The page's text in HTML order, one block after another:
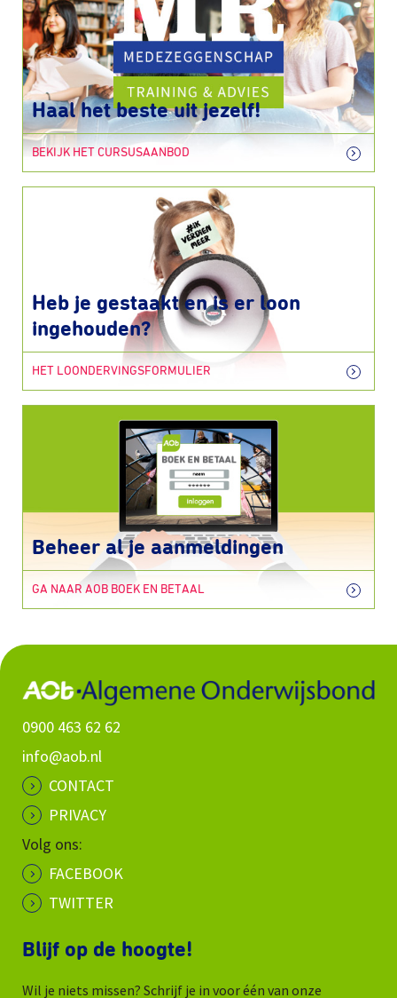
Haal het beste uit jezelf!
BEKIJK HET CURSUSAANBOD
Heb je gestaakt en is er loon
ingehouden?
HET LOONDERVINGSFORMULIER
Beheer al je aanmeldingen
GA NAAR AOB BOEK EN BETAAL
0900 463 62 62
info@aob.nl
CONTACT
PRIVACY
Volg ons:
FACEBOOK
TWITTER
Blijf op de hoogte!
Wil je niets missen? Schrijf je in voor één van onze